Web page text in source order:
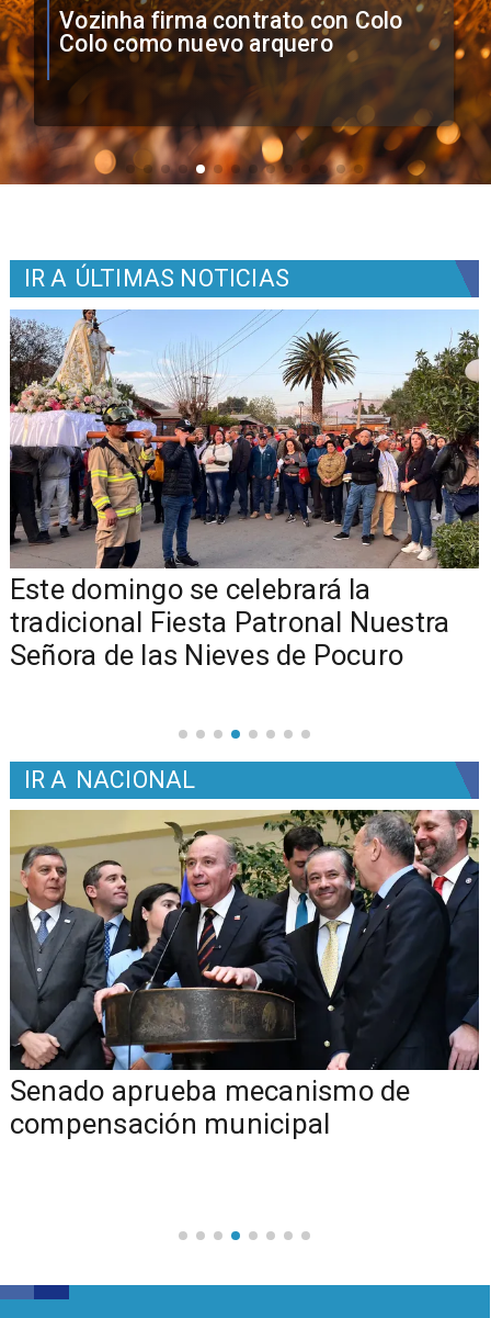
O'Higgins cae por penales ante
Boca Juniors en Copa
Sudamericana
IR A ÚLTIMAS NOTICIAS
Este domingo se celebrará la
tradicional Fiesta Patronal Nuestra
Señora de las Nieves de Pocuro
IR A NACIONAL
Senado aprueba mecanismo de
compensación municipal